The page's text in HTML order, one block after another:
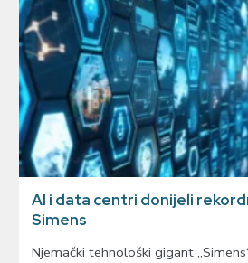
AI i data centri donijeli
Simens
Njemački tehnološki gigant